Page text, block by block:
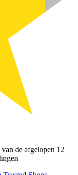
van de afgelopen 12